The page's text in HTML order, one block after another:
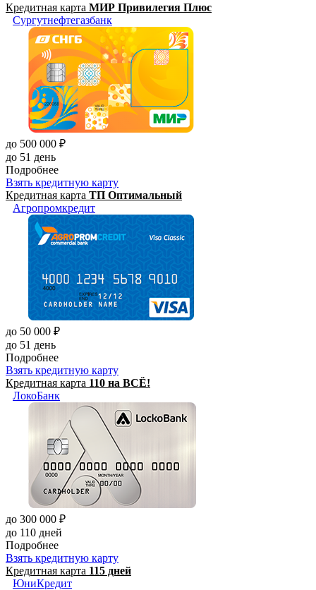
Кредитная карта МИР Привилегия Плюс
Сургутнефтегазбанк
до 500 000 ₽
до 51 день
Подробнее
Взять кредитную карту
Кредитная карта ТП Оптимальный
Агропромкредит
до 50 000 ₽
до 51 день
Подробнее
Взять кредитную карту
Кредитная карта 110 на ВСЁ!
ЛокоБанк
до 300 000 ₽
до 110 дней
Подробнее
Взять кредитную карту
Кредитная карта 115 дней
ЮниКредит